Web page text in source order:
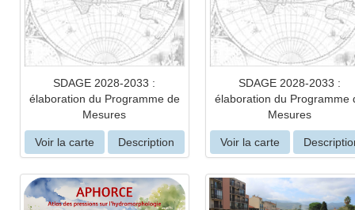
SDAGE 2028-2033 :
élaboration du Programme de
Mesures
Voir la carte Description
SDAGE 2028-2033 :
élaboration du Programme
Mesures
Voir la carte